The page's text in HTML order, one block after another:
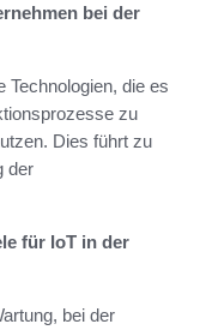
bei der
Technologien, die es
zu
Dies führt zu
der
für IoT in der
bei der